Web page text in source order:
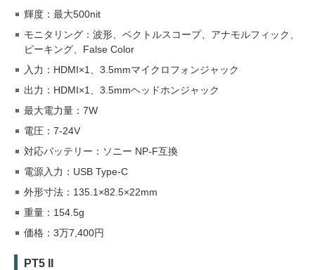
輝度：最大500nit
モニタリング：波形、ベクトルスコープ、アナモルフィック、
ピーキング、False Color
入力：HDMI×1、3.5mmマイクロフォンジャック
出力：HDMI×1、3.5mmヘッドホンジャック
最大電力量：7W
電圧：7-24V
対応バッテリー：ソニー NP-F互換
電源入力：USB Type-C
外形寸法：135.1×82.5×22mm
重量：154.5g
価格：3万7,400円
PT5 II